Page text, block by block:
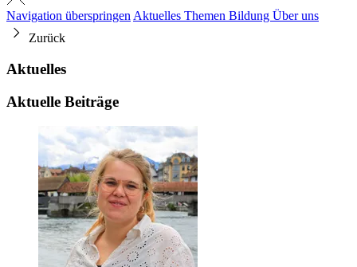
Navigation überspringen Aktuelles Themen Bildung Über uns
Zurück
Aktuelles
Aktuelle Beiträge